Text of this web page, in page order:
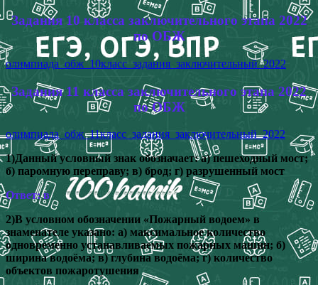
Задания 10 класса заключительного этапа 2022
по ОБЖ
олимпиада_обж_10класс_задания_заключительный_2022
Задания 11 класса заключительного этапа 2022
по ОБЖ
олимпиада_обж_11класс_задания_заключительный_2022
1)Данный условный знак обозначает: а) пешеходный мост;
б) паромную переправу; в) брод; г) разрушенный мост
Ответ: в
2)В условном обозначении «Пожарный водоем» в
знаменателе указано: а) максимальное количество
одновременно устанавливаемых пожарных машин; б)
ширина водоёма; в) глубина водоёма; г) количество
объектов пожаротушения